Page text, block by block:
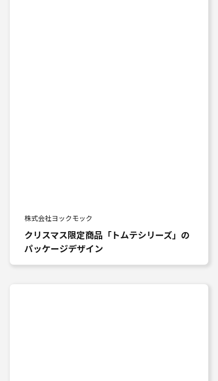
株式会社ヨックモック
クリスマス限定商品「トムテシリーズ」の
パッケージデザイン